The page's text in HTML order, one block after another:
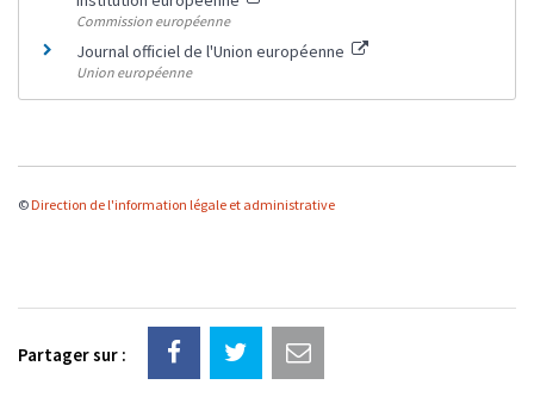
Commission européenne
Journal officiel de l'Union européenne
Union européenne
© Direction de l'information légale et administrative
Partager sur :